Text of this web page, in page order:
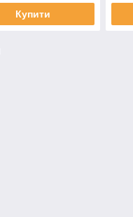
Купити